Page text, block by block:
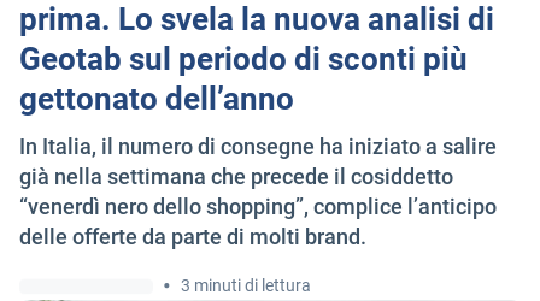
prima. Lo svela la nuova analisi di
Geotab sul periodo di sconti più
gettonato dell’anno
In Italia, il numero di consegne ha iniziato a salire
già nella settimana che precede il cosiddetto
“venerdì nero dello shopping”, complice l’anticipo
delle offerte da parte di molti brand.
• 3 minuti di lettura